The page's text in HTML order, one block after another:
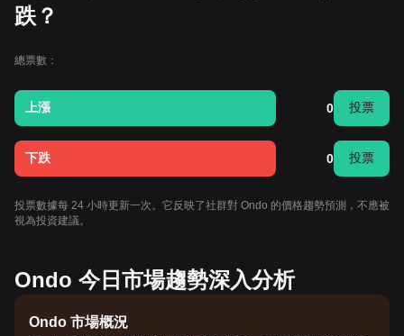
跌？
總票數：
上漲 0 投票
下跌 0 投票
投票數據每 24 小時更新一次。它反映了社群對 Ondo 的價格趨勢預測，不應被
視為投資建議。
Ondo 今日市場趨勢深入分析
Ondo 市場概況